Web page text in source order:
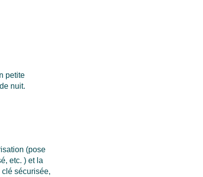
petite
nuit.
(pose
etc. ) et la
clé sécurisée,